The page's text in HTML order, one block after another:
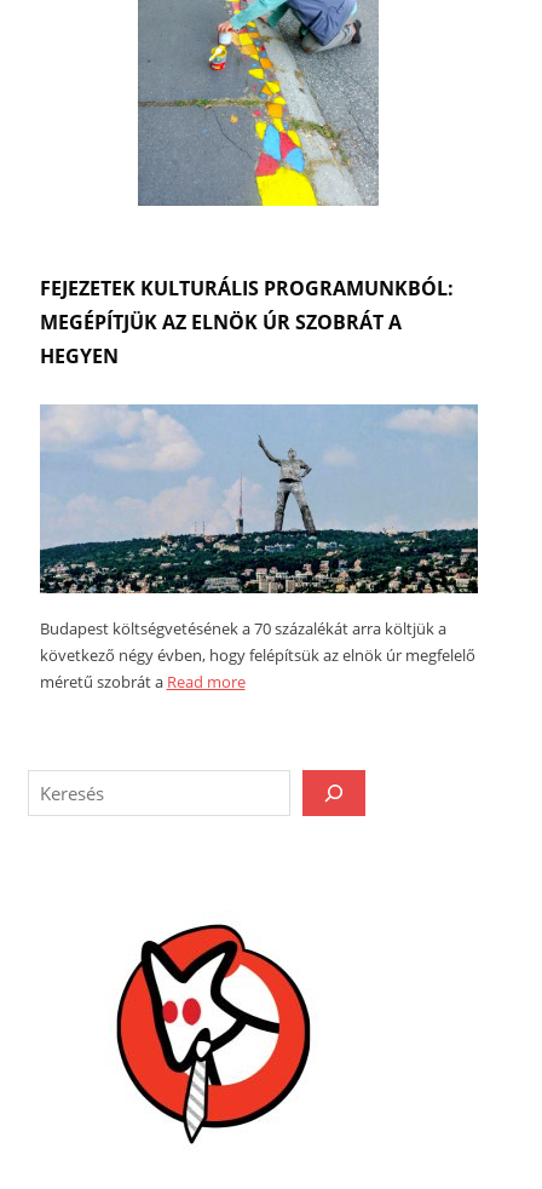
FEJEZETEK KULTURÁLIS PROGRAMUNKBÓL:
MEGÉPÍTJÜK AZ ELNÖK ÚR SZOBRÁT A
HEGYEN
Budapest költségvetésének a 70 százalékát arra költjük a
következő négy évben, hogy felépítsük az elnök úr megfelelő
méretű szobrát a Read more